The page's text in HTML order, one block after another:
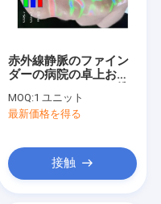
赤外線静脈のファイン
ダーの病院の卓上およ
帯用静脈のロケータ装
置
MOQ:1 ユニット
最新価格を得る
接触